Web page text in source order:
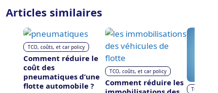
Articles similaires
TCO, coûts, et car policy
Comment réduire le
coût des
pneumatiques d’une
flotte automobile ?
TCO, coûts, et car policy
Comment réduire les
TCO,